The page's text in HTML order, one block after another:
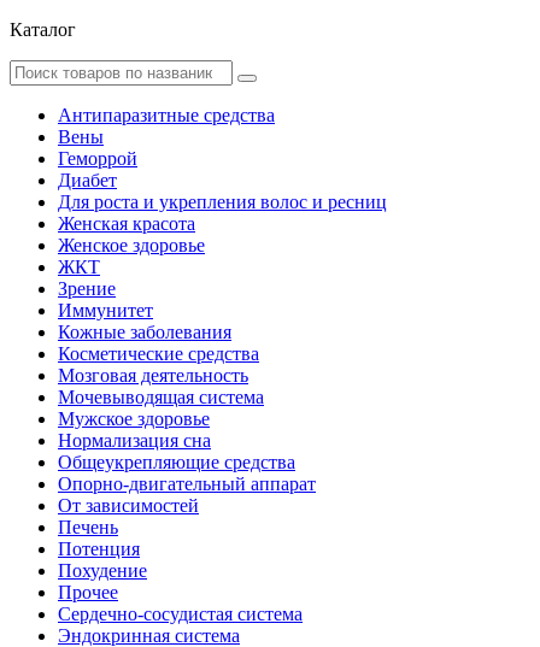
Каталог
Антипаразитные средства
Вены
Геморрой
Диабет
Для роста и укрепления волос и ресниц
Женская красота
Женское здоровье
ЖКТ
Зрение
Иммунитет
Кожные заболевания
Косметические средства
Мозговая деятельность
Мочевыводящая система
Мужское здоровье
Нормализация сна
Общеукрепляющие средства
Опорно-двигательный аппарат
От зависимостей
Печень
Потенция
Похудение
Прочее
Сердечно-сосудистая система
Эндокринная система